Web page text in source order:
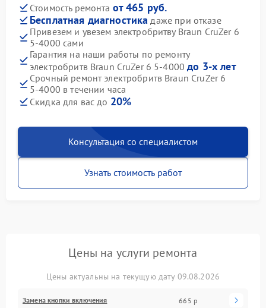
Стоимость ремонта от 465 руб.
Бесплатная диагностика даже при отказе
Привезем и увезем электробритву Braun CruZer 6
5‑4000 сами
Гарантия на наши работы по ремонту
электробритв Braun CruZer 6 5‑4000до 3-х лет
Срочный ремонт электробритв Braun CruZer 6
5‑4000 в течении часа
Скидка для вас до 20%
Консультация со специалистом
Узнать стоимость работ
Цены на услуги ремонта
Цены актуальны на текущую дату 09.08.2026
Замена кнопки включения 665 р